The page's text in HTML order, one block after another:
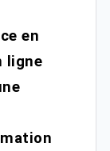
en
ligne